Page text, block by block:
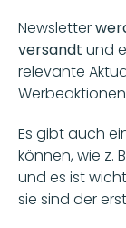
Newsletter
versandt und
relevante
Es gibt auch
können, wie z.
und es ist
sie sind der